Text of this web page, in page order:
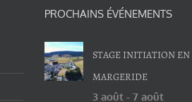
PROCHAINS ÉVÉNEMENTS
STAGE INITIATION EN
MARGERIDE
3 août -7 août